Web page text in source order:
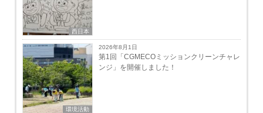
西日本
環境活動
2026年8月1日
第1回「CGMECOミッションクリーンチャレ
ンジ」を開催しました！